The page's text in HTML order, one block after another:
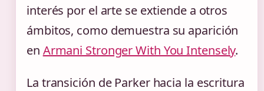
interés por el arte se extiende a otros
ámbitos, como demuestra su aparición
en Armani Stronger With You Intensely.
La transición de Parker hacia la escritura